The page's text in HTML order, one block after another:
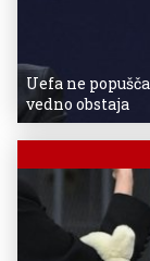
Uefa ne
vedno obstaja